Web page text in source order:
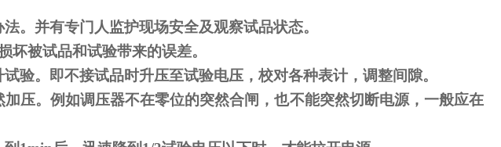
。并有专门人监护现场安全及观察试品状态。
坏被试品和试验带来的误差。
验。即不接试品时升压至试验电压，校对各种表计，调整间隙。
压。例如调压器不在零位的突然合闸，也不能突然切断电源，一般应在